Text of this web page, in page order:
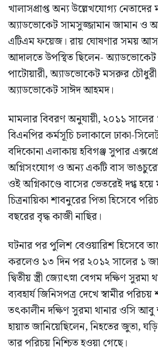
খালাসপ্রাপ্ত অন্য উল্লেখযোগ্য নেতাদের
অ্যাডভোকেট সামসুজ্জামান জামান ও
এটিএম ফয়েজ। রায় ঘোষণার সময়
আদালতে উপস্থিত ছিলেন- অ্যাডভোকেট
পাটোয়ারী, অ্যাডভোকেট মসরুর
অ্যাডভোকেট সাঈদ আহমদ।
মামলার বিবরণ অনুযায়ী, ২০১১ সালের
বিএনপির কর্মসূচি চলাকালে ঢাকা-
বদিকোনা এলাকায় হবিগঞ্জ সুপার
অগ্নিসংযোগ ও অন্য একটি বাস
ওই অগ্নিকাণ্ডে বাসের ভেতরেই দগ্ধ হয়ে
চিত্রনায়িকা শাবনুরের পিতা হিসেবে
বছরের বৃদ্ধ কাজী নাছির।
ঘটনার পর পুলিশ বেওয়ারিশ হিসেবে
করলেও ১৩ দিন পর ২০১২ সালের ১
দ্বিতীয় স্ত্রী জ্যোৎস্না বেগম দক্ষিণ
ব্যবহার্য জিনিসপত্র দেখে স্বামীর
তৎকালীন দক্ষিণ সুরমা থানার ওসি আবু
হায়াত জানিয়েছিলেন, নিহতের জুতা,
তার পরিচয় নিশ্চিত হওয়া গেছে।